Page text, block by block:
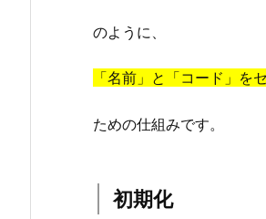
I
へ
ア
ク
す
る
のように、
「名前」と「コード」を
ための仕組みです。
初期化